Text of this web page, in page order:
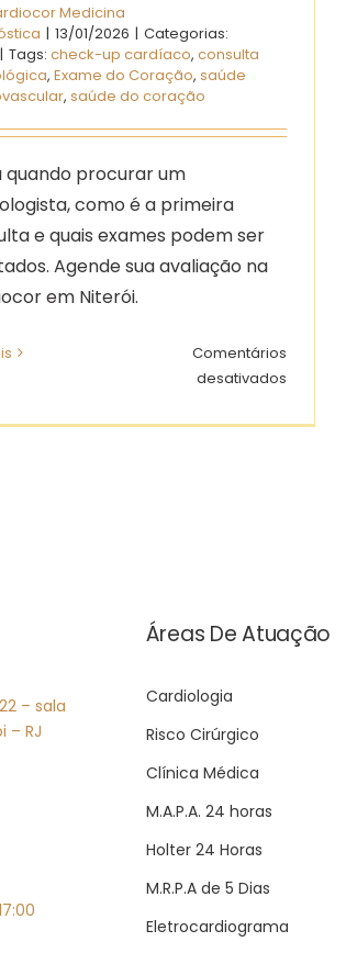
Medicina
| 13/01/2026 | Categorias:
| Tags:check-up cardíaco,consulta
,Exame do Coração,saúde
,saúde do coração
quando procurar um
como é a primeira
e quais exames podem ser
Agende sua avaliação na
em Niterói.
Comentários
desativadosem
consulta
quando
– sala
– RJ
Áreas De Atuação
Cardiologia
Risco Cirúrgico
Clínica Médica
M.A.P.A. 24 horas
Holter 24 Horas
M.R.P.A de 5 Dias
Eletrocardiograma